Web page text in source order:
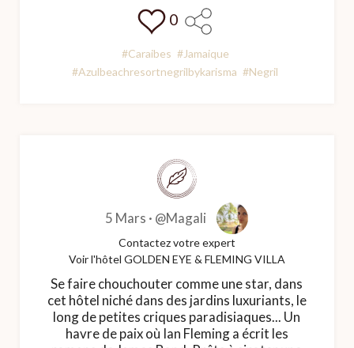
0
#Caraibes #Jamaique
#Azulbeachresortnegrilbykarisma #Negril
5 Mars · @Magali
Contactez votre expert
Voir l'hôtel GOLDEN EYE & FLEMING VILLA
Se faire chouchouter comme une star, dans
cet hôtel niché dans des jardins luxuriants, le
long de petites criques paradisiaques... Un
havre de paix où Ian Fleming a écrit les